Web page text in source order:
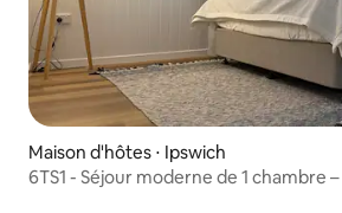
Maison d'hôtes ⋅ Ipswich
6TS1 - Séjour moderne de 1 chambre